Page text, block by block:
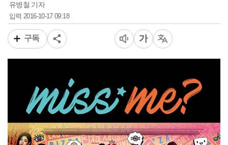
유병철 기자
입력 2016-10-17 09:18
구독